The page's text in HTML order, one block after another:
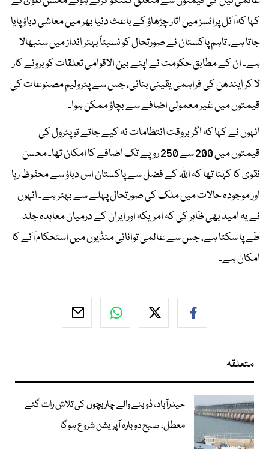
کہا کہ آئل پرائسز میں اتار چڑھاؤ کے باعث دنیا بھر میں معاشی دباؤ پایا
جاتا ہے، تاہم پاکستان نے صورتحال کو نسبتاً بہتر انداز میں سنبھالا
ہے۔ ان کے مطابق حکومت نے اپنے بین الاقوامی تعلقات کو بروئے کار
لا کر ایندھن کی فراہمی یقینی بنائی، جس سے پٹرولیم مصنوعات کی
قیمتوں میں غیر معمولی اضافے سے بچاؤ ممکن ہوا۔
انہوں نے کہا کہ اگر بروقت انتظامات نہ کیے جاتے تو پٹرول کی
قیمتوں میں 200 سے 250 روپے تک اضافے کا امکان تھا۔ محسن
نقوی کا کہنا تھا کہ اللہ کے فضل سے پاکستان اس دباؤ سے محفوظ رہا
اور موجودہ حالات میں ملک کی صورتحال پہلے سے بہتر ہے۔ انہوں
نے یہ امید بھی ظاہر کی کہ امریکہ اور ایران کے درمیان معاہدہ جلد
طے پا سکتا ہے، جس سے عالمی توانائی منڈیوں میں استحکام آنے کا
امکان ہے۔
متعلقہ
حیدرآباد، ڈوبنے والے چار بچوں کی تلاش رات گئے
معطل، صبح دوبارہ آپریشن شروع ہوگا